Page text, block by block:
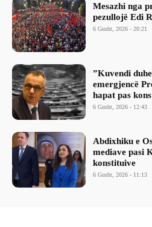
Mesazhi nga
pezullojë Edi
6 Gusht, 2026 - 20:21
​”Kuvendi
emergjencë
hapat pas
6 Gusht, 2026 - 12:43
Abdixhiku e
mediave pasi
konstituive
6 Gusht, 2026 - 11:13